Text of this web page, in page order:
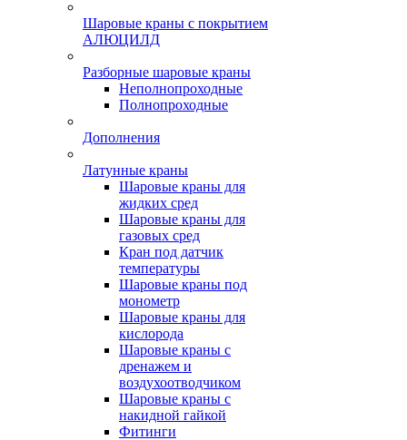
Шаровые краны с покрытием
АЛЮЦИЛД
Разборные шаровые краны
Неполнопроходные
Полнопроходные
Дополнения
Латунные краны
Шаровые краны для
жидких сред
Шаровые краны для
газовых сред
Кран под датчик
температуры
Шаровые краны под
монометр
Шаровые краны для
кислорода
Шаровые краны с
дренажем и
воздухоотводчиком
Шаровые краны с
накидной гайкой
Фитинги